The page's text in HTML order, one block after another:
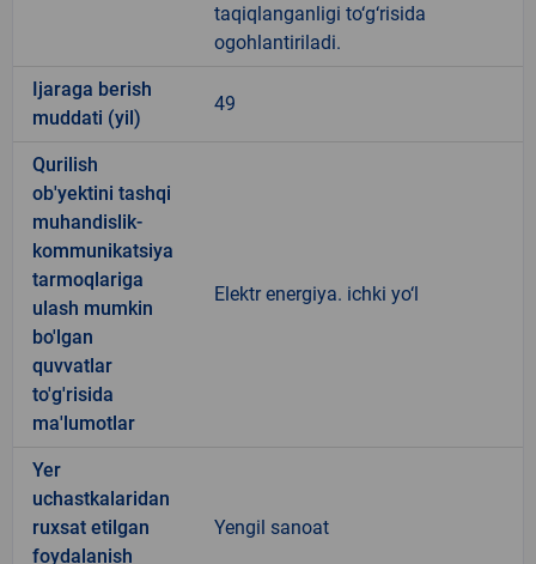
taqiqlanganligi to‘g‘risida
ogohlantiriladi.
Ijaraga berish
muddati (yil)
49
Qurilish
ob'yektini tashqi
muhandislik-
kommunikatsiya
tarmoqlariga
ulash mumkin
bo'lgan
quvvatlar
to'g'risida
ma'lumotlar
Elektr energiya. ichki yo‘l
Yer
uchastkalaridan
ruxsat etilgan
foydalanish
Yengil sanoat